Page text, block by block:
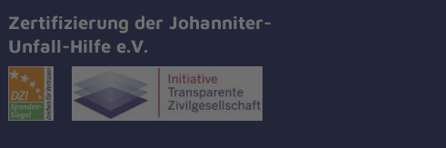
Zertifizierung der Johanniter-
Unfall-Hilfe e.V.